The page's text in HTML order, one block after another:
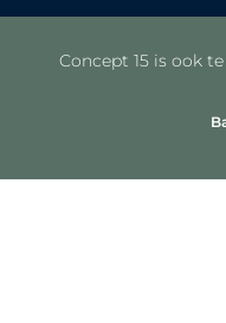
Concept 15 is ook